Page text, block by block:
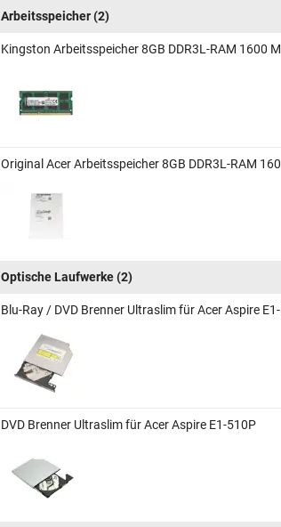
Arbeitsspeicher(2)
Kingston Arbeitsspeicher 8GB DDR3L-RAM 1600
Original Acer Arbeitsspeicher 8GB DDR3L-RAM
Optische Laufwerke(2)
Blu-Ray / DVD Brenner Ultraslim für Acer Aspire
DVD Brenner Ultraslim für Acer Aspire E1-510P